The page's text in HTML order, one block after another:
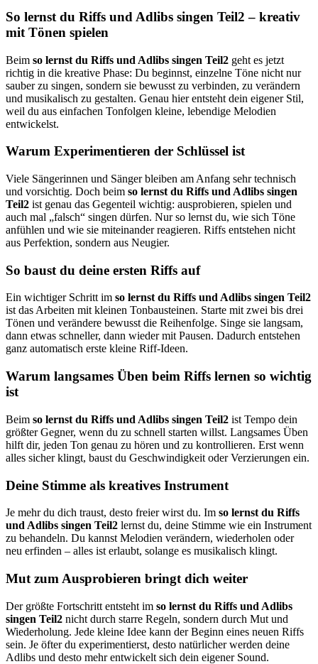
So lernst du Riffs und Adlibs singen Teil2 – kreativ
mit Tönen spielen
Beim so lernst du Riffs und Adlibs singen Teil2 geht es jetzt
richtig in die kreative Phase: Du beginnst, einzelne Töne nicht nur
sauber zu singen, sondern sie bewusst zu verbinden, zu verändern
und musikalisch zu gestalten. Genau hier entsteht dein eigener Stil,
weil du aus einfachen Tonfolgen kleine, lebendige Melodien
entwickelst.
Warum Experimentieren der Schlüssel ist
Viele Sängerinnen und Sänger bleiben am Anfang sehr technisch
und vorsichtig. Doch beim so lernst du Riffs und Adlibs singen
Teil2 ist genau das Gegenteil wichtig: ausprobieren, spielen und
auch mal „falsch“ singen dürfen. Nur so lernst du, wie sich Töne
anfühlen und wie sie miteinander reagieren. Riffs entstehen nicht
aus Perfektion, sondern aus Neugier.
So baust du deine ersten Riffs auf
Ein wichtiger Schritt im so lernst du Riffs und Adlibs singen Teil2
ist das Arbeiten mit kleinen Tonbausteinen. Starte mit zwei bis drei
Tönen und verändere bewusst die Reihenfolge. Singe sie langsam,
dann etwas schneller, dann wieder mit Pausen. Dadurch entstehen
ganz automatisch erste kleine Riff-Ideen.
Warum langsames Üben beim Riffs lernen so wichtig
ist
Beim so lernst du Riffs und Adlibs singen Teil2 ist Tempo dein
größter Gegner, wenn du zu schnell starten willst. Langsames Üben
hilft dir, jeden Ton genau zu hören und zu kontrollieren. Erst wenn
alles sicher klingt, baust du Geschwindigkeit oder Verzierungen ein.
Deine Stimme als kreatives Instrument
Je mehr du dich traust, desto freier wirst du. Im so lernst du Riffs
und Adlibs singen Teil2 lernst du, deine Stimme wie ein Instrument
zu behandeln. Du kannst Melodien verändern, wiederholen oder
neu erfinden – alles ist erlaubt, solange es musikalisch klingt.
Mut zum Ausprobieren bringt dich weiter
Der größte Fortschritt entsteht im so lernst du Riffs und Adlibs
singen Teil2 nicht durch starre Regeln, sondern durch Mut und
Wiederholung. Jede kleine Idee kann der Beginn eines neuen Riffs
sein. Je öfter du experimentierst, desto natürlicher werden deine
Adlibs und desto mehr entwickelt sich dein eigener Sound.